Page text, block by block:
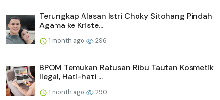
Terungkap Alasan Istri Choky Sitohang Pindah
Agama ke Kriste...
1 month ago 296
BPOM Temukan Ratusan Ribu Tautan Kosmetik
Ilegal, Hati-hati ...
1 month ago 290